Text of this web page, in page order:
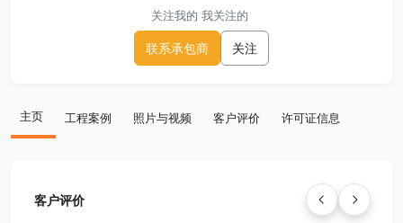
关注我的 我关注的
联系承包商 关注
主页 工程案例 照片与视频 客户评价 许可证信息
客户评价